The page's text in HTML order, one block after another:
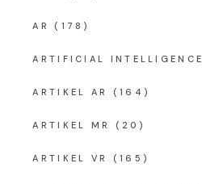
AR (178)
ARTIFICIAL INTELLIGENCE
ARTIKEL AR (164)
ARTIKEL MR (20)
ARTIKEL VR (165)